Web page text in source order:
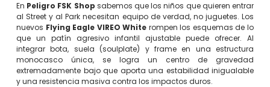
En Peligro FSK Shop sabemos que los niños que quieren entrar
al Street y al Park necesitan equipo de verdad, no juguetes. Los
nuevos Flying Eagle VIREO White rompen los esquemas de lo
que un patín agresivo infantil ajustable puede ofrecer. Al
integrar bota, suela (soulplate) y frame en una estructura
monocasco única, se logra un centro de gravedad
extremadamente bajo que aporta una estabilidad inigualable
y una resistencia masiva contra los impactos duros.